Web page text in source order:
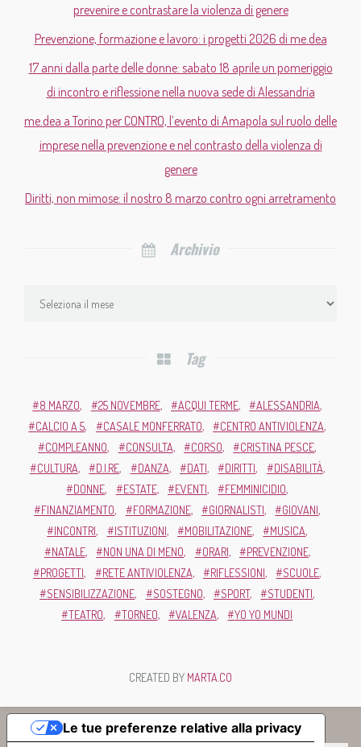
prevenire e contrastare la violenza di genere
Prevenzione, formazione e lavoro: i progetti 2026 di me.dea
17 anni dalla parte delle donne: sabato 18 aprile un pomeriggio
di incontro e riflessione nella nuova sede di Alessandria
me.dea a Torino per CONTRO, l’evento di Amapola sul ruolo delle
imprese nella prevenzione e nel contrasto della violenza di
genere
Diritti, non mimose: il nostro 8 marzo contro ogni arretramento
Archivio
Tag
8 MARZO 25 NOVEMBRE ACQUI TERME
ALESSANDRIA
CALCIO A 5
CASALE MONFERRATO
CENTRO ANTIVIOLENZA
COMPLEANNO
CONSULTA CORSO
CRISTINA PESCE
CULTURA
D.I.RE DANZA DATI DIRITTI
DISABILITÀ
DONNE
ESTATE EVENTI
FEMMINICIDIO
FINANZIAMENTO
FORMAZIONE GIORNALISTI
GIOVANI
INCONTRI
ISTITUZIONI MOBILITAZIONE
MUSICA
NATALE
NON UNA DI MENO ORARI
PREVENZIONE
PROGETTI
RETE ANTIVIOLENZA RIFLESSIONI
SCUOLE
SENSIBILIZZAZIONE
SOSTEGNO SPORT
STUDENTI
TEATRO
TORNEO VALENZA YO YO MUNDI
CREATED BY MARTA.CO
Le tue preferenze relative alla privacy